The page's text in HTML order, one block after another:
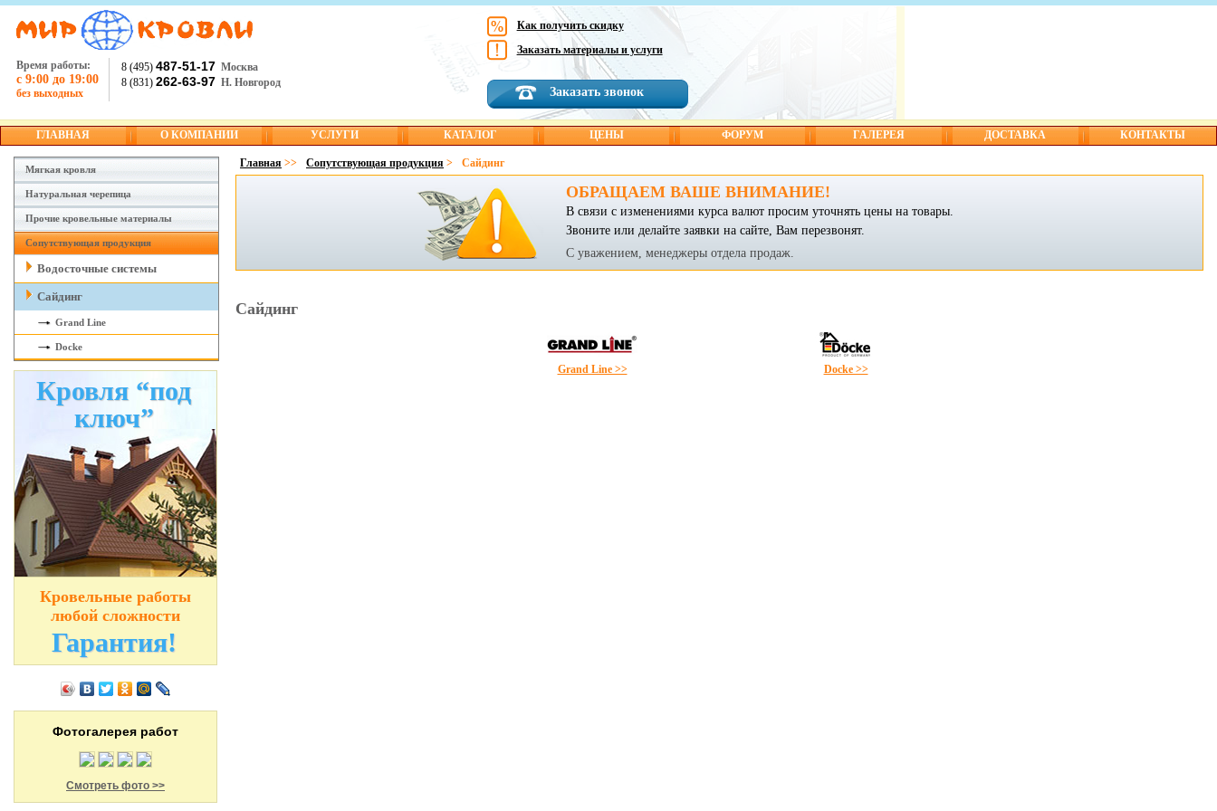
Как получить скидку
Заказать материалы и услуги
Заказать звонок
Время работы:
с 9:00 до 19:00
без выходных
8 (495) 487-51-17 Москва
8 (831) 262-63-97 Н. Новгород
ГЛАВНАЯ О КОМПАНИИ УСЛУГИ КАТАЛОГ ЦЕНЫ ФОРУМ ГАЛЕРЕЯ ДОСТАВКА КОНТАКТЫ
Мягкая кровля
Натуральная черепица
Прочие кровельные материалы
Сопутствующая продукция
Водосточные системы
Сайдинг
Grand Line
Docke
Кровля “под
ключ”
Кровельные работы
любой сложности
Гарантия!
Фотогалерея работ
Смотреть фото >>
Главная >> Сопутствующая продукция > Сайдинг
ОБРАЩАЕМ ВАШЕ ВНИМАНИЕ!
В связи с изменениями курса валют просим уточнять цены на товары.
Звоните или делайте заявки на сайте, Вам перезвонят.
С уважением, менеджеры отдела продаж.
Сайдинг
Grand Line >> Docke >>